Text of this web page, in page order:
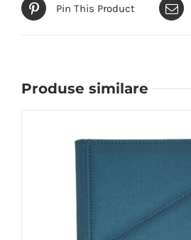
Pin This Product
Produse similare